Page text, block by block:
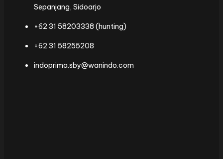
Sepanjang, Sidoarjo
+62 31 58203338 (hunting)
+62 31 58255208
indoprima.sby@wanindo.com